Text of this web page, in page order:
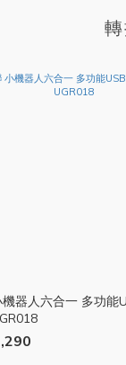
器人六合一 多功能